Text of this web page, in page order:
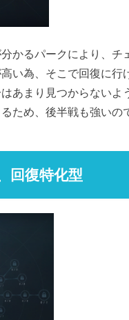
かるパークにより、
い為、そこで回復に行
あまり見つからないよ
ため、後半戦も強いの
回復特化型